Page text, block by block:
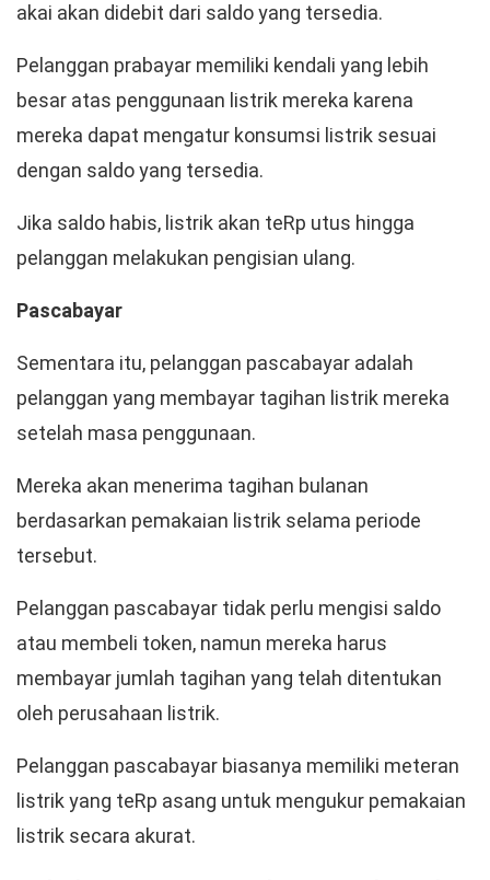
akai akan didebit dari saldo yang tersedia.
Pelanggan prabayar memiliki kendali yang lebih
besar atas penggunaan listrik mereka karena
mereka dapat mengatur konsumsi listrik sesuai
dengan saldo yang tersedia.
Jika saldo habis, listrik akan teRp utus hingga
pelanggan melakukan pengisian ulang.
Pascabayar
Sementara itu, pelanggan pascabayar adalah
pelanggan yang membayar tagihan listrik mereka
setelah masa penggunaan.
Mereka akan menerima tagihan bulanan
berdasarkan pemakaian listrik selama periode
tersebut.
Pelanggan pascabayar tidak perlu mengisi saldo
atau membeli token, namun mereka harus
membayar jumlah tagihan yang telah ditentukan
oleh perusahaan listrik.
Pelanggan pascabayar biasanya memiliki meteran
listrik yang teRp asang untuk mengukur pemakaian
listrik secara akurat.